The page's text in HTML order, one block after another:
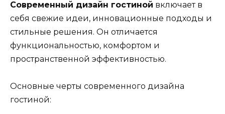
Современный дизайн гостиной включает в
себя свежие идеи, инновационные подходы и
стильные решения. Он отличается
функциональностью, комфортом и
пространственной эффективностью.
Основные черты современного дизайна
гостиной: